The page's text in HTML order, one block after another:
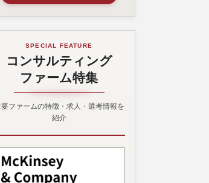
SPECIAL FEATURE
コンサルティング
ファーム特集
要ファームの特徴・求人・選考情報を
紹介